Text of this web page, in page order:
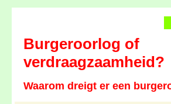
Burgeroorlog of
verdraagzaamheid?
Waarom dreigt er een